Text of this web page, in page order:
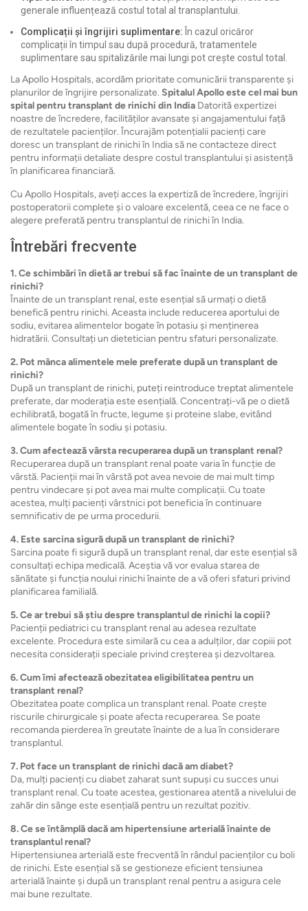
generale influențează costul total al transplantului.
Complicații și îngrijiri suplimentare: În cazul oricăror
complicații în timpul sau după procedură, tratamentele
suplimentare sau spitalizările mai lungi pot crește costul total.
La Apollo Hospitals, acordăm prioritate comunicării transparente și
planurilor de îngrijire personalizate. Spitalul Apollo este cel mai bun
spital pentru transplant de rinichi din India Datorită expertizei
noastre de încredere, facilităților avansate și angajamentului față
de rezultatele pacienților. Încurajăm potențialii pacienți care
doresc un transplant de rinichi în India să ne contacteze direct
pentru informații detaliate despre costul transplantului și asistență
în planificarea financiară.
Cu Apollo Hospitals, aveți acces la expertiză de încredere, îngrijiri
postoperatorii complete și o valoare excelentă, ceea ce ne face o
alegere preferată pentru transplantul de rinichi în India.
Întrebări frecvente
1. Ce schimbări în dietă ar trebui să fac înainte de un transplant de
rinichi?
Înainte de un transplant renal, este esențial să urmați o dietă
benefică pentru rinichi. Aceasta include reducerea aportului de
sodiu, evitarea alimentelor bogate în potasiu și menținerea
hidratării. Consultați un dietetician pentru sfaturi personalizate.
2. Pot mânca alimentele mele preferate după un transplant de
rinichi?
După un transplant de rinichi, puteți reintroduce treptat alimentele
preferate, dar moderația este esențială. Concentrați-vă pe o dietă
echilibrată, bogată în fructe, legume și proteine ​​slabe, evitând
alimentele bogate în sodiu și potasiu.
3. Cum afectează vârsta recuperarea după un transplant renal?
Recuperarea după un transplant renal poate varia în funcție de
vârstă. Pacienții mai în vârstă pot avea nevoie de mai mult timp
pentru vindecare și pot avea mai multe complicații. Cu toate
acestea, mulți pacienți vârstnici pot beneficia în continuare
semnificativ de pe urma procedurii.
4. Este sarcina sigură după un transplant de rinichi?
Sarcina poate fi sigură după un transplant renal, dar este esențial să
consultați echipa medicală. Aceștia vă vor evalua starea de
sănătate și funcția noului rinichi înainte de a vă oferi sfaturi privind
planificarea familială.
5. Ce ar trebui să știu despre transplantul de rinichi la copii?
Pacienții pediatrici cu transplant renal au adesea rezultate
excelente. Procedura este similară cu cea a adulților, dar copiii pot
necesita considerații speciale privind creșterea și dezvoltarea.
6. Cum îmi afectează obezitatea eligibilitatea pentru un
transplant renal?
Obezitatea poate complica un transplant renal. Poate crește
riscurile chirurgicale și poate afecta recuperarea. Se poate
recomanda pierderea în greutate înainte de a lua în considerare
transplantul.
7. Pot face un transplant de rinichi dacă am diabet?
Da, mulți pacienți cu diabet zaharat sunt supuși cu succes unui
transplant renal. Cu toate acestea, gestionarea atentă a nivelului de
zahăr din sânge este esențială pentru un rezultat pozitiv.
8. Ce se întâmplă dacă am hipertensiune arterială înainte de
transplantul renal?
Hipertensiunea arterială este frecventă în rândul pacienților cu boli
de rinichi. Este esențial să se gestioneze eficient tensiunea
arterială înainte și după un transplant renal pentru a asigura cele
mai bune rezultate.